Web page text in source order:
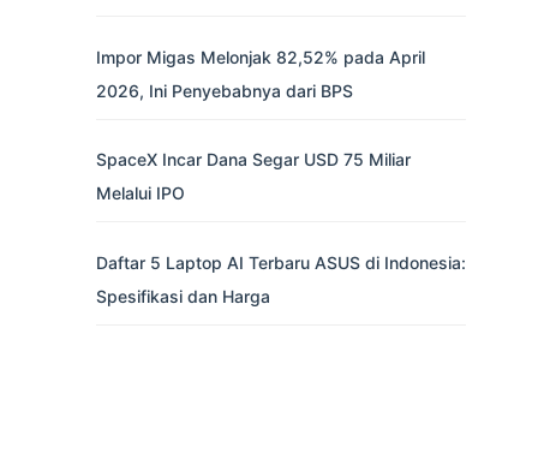
Impor Migas Melonjak 82,52% pada April
2026, Ini Penyebabnya dari BPS
SpaceX Incar Dana Segar USD 75 Miliar
Melalui IPO
Daftar 5 Laptop AI Terbaru ASUS di Indonesia:
Spesifikasi dan Harga